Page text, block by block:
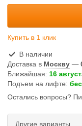
Купить в 1 клик
В наличии
Доставка в Москву —
Ближайшая: 16
Подъем на лифте:
Остались вопросы?
Другие варианты